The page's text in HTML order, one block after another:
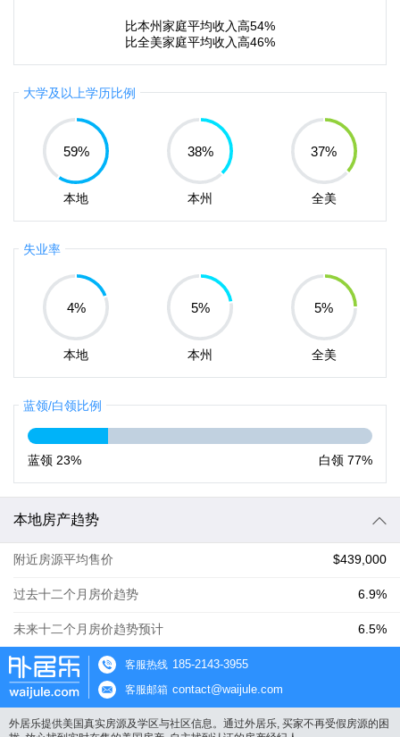
比本州家庭平均收入高54%
比全美家庭平均收入高46%
大学及以上学历比例
59%
本地
38%
本州
37%
全美
失业率
4%
本地
5%
本州
5%
全美
蓝领/白领比例
蓝领 23% 白领 77%
本地房产趋势
附近房源平均售价 $439,000
过去十二个月房价趋势 6.9%
未来十二个月房价趋势预计 6.5%
客服热线 185-2143-3955
客服邮箱 contact@waijule.com
外居乐提供美国真实房源及学区与社区信息。通过外居乐, 买家不再受假房源的困